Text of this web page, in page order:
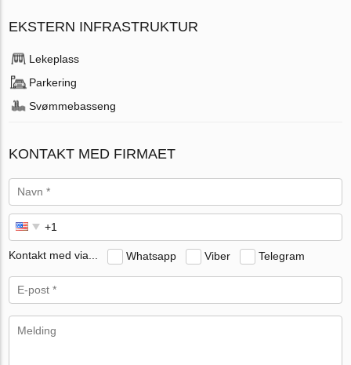
EKSTERN INFRASTRUKTUR
Lekeplass
Parkering
Svømmebasseng
KONTAKT MED FIRMAET
Kontakt med via... Whatsapp Viber Telegram